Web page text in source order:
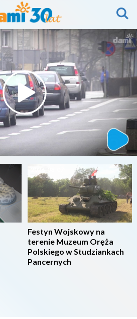
Festyn Wojskowy na
terenie Muzeum Oręża
Polskiego w Studziankach
Pancernych